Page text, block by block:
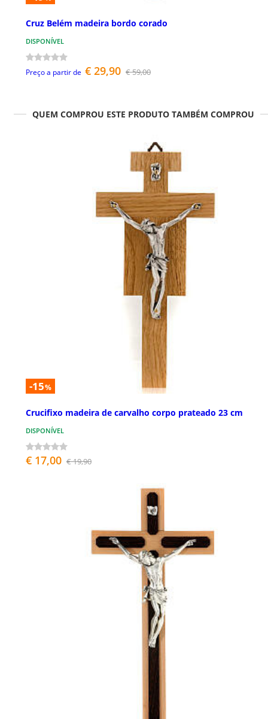
Cruz Belém madeira bordo corado
DISPONÍVEL
Preço a partir de € 29,90 € 59,00
QUEM COMPROU ESTE PRODUTO TAMBÉM COMPROU
-15%
Crucifixo madeira de carvalho corpo prateado 23 cm
DISPONÍVEL
€ 17,00 € 19,90